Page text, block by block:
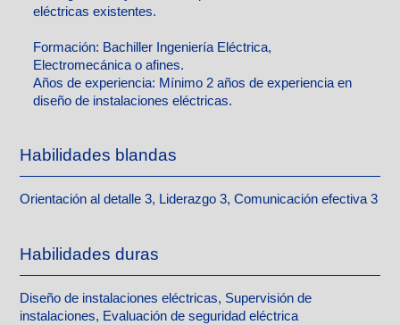
eléctricas existentes.
Formación: Bachiller Ingeniería Eléctrica,
Electromecánica o afines.
Años de experiencia: Mínimo 2 años de experiencia en
diseño de instalaciones eléctricas.
Habilidades blandas
Orientación al detalle 3, Liderazgo 3, Comunicación efectiva 3
Habilidades duras
Diseño de instalaciones eléctricas, Supervisión de
instalaciones, Evaluación de seguridad eléctrica